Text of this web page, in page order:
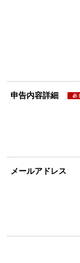
申告内容詳細
メールアドレス